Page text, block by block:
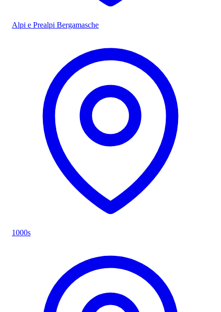
Alpi e Prealpi Bergamasche
1000s